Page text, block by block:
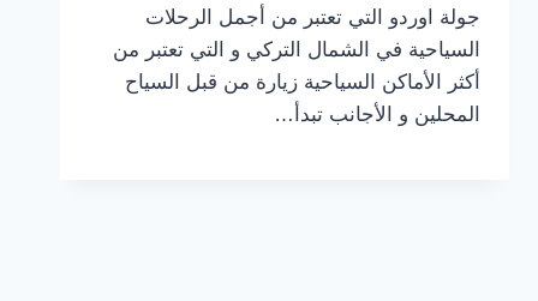
جولة اوردو التي تعتبر من أجمل الرحلات
السياحية في الشمال التركي و التي تعتبر من
أكثر الأماكن السياحية زيارة من قبل السياح
المحلين و الأجانب تبدأ…